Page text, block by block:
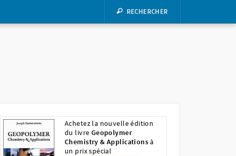
RECHERCHER
Achetez la nouvelle édition
du livre Geopolymer
Chemistry & Applicationsà
un prix spécial